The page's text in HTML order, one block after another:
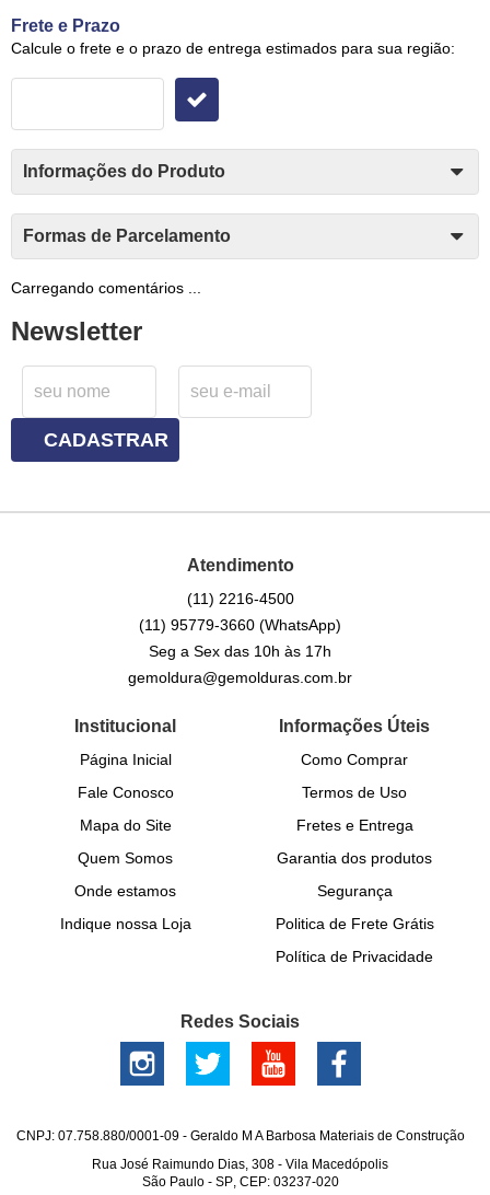
Frete e Prazo
Calcule o frete e o prazo de entrega estimados para sua região:
Informações do Produto
Formas de Parcelamento
Carregando comentários ...
Newsletter
CADASTRAR
Atendimento
(11) 2216-4500
(11) 95779-3660(WhatsApp)
Seg a Sex das 10h às 17h
gemoldura@gemolduras.com.br
Institucional
Página Inicial
Fale Conosco
Mapa do Site
Quem Somos
Onde estamos
Indique nossa Loja
Informações Úteis
Como Comprar
Termos de Uso
Fretes e Entrega
Garantia dos produtos
Segurança
Politica de Frete Grátis
Política de Privacidade
Redes Sociais
CNPJ: 07.758.880/0001-09 - Geraldo M A Barbosa Materiais de Construção
Rua José Raimundo Dias, 308 -Vila Macedópolis
São Paulo- SP, CEP: 03237-020